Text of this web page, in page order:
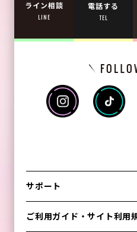
ライン相談
LINE
電話する
TEL
サポート
ご利用ガイド・サイト利用